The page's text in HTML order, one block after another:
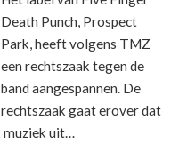
Death Punch, Prospect
Park, heeft volgens TMZ
een rechtszaak tegen de
band aangespannen. De
rechtszaak gaat erover dat
muziek uit…